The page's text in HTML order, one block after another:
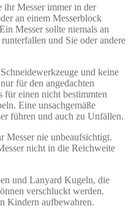
ihr Messer immer in der
an einem Messerblock
Messer sollte niemals an
und Sie oder andere
und keine
für den angedachten
für einen nicht bestimmten
Eine unsachgemäße
führen und auch zu Unfällen.
Messer nie unbeaufsichtigt.
nicht in die Reichweite
und Lanyard Kugeln, die
verschluckt werden.
Kindern aufbewahren.